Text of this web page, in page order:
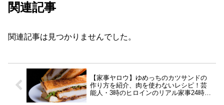
関連記事
関連記事は見つかりませんでした。
【家事ヤロウ】ゆめっちのカツサンドの
作り方を紹介、肉を使わないレシピ！芸
能人・3時のヒロインのリアル家事24時(6